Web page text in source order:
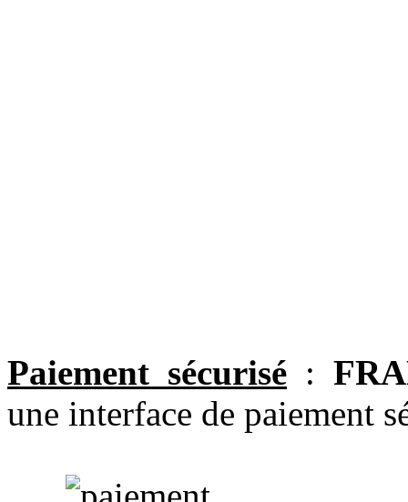
Paiement sécurisé :
une interface de paiement